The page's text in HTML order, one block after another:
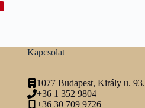
Kapcsolat
1077 Budapest, Király u. 93.
+36 1 352 9804
+36 30 709 9726